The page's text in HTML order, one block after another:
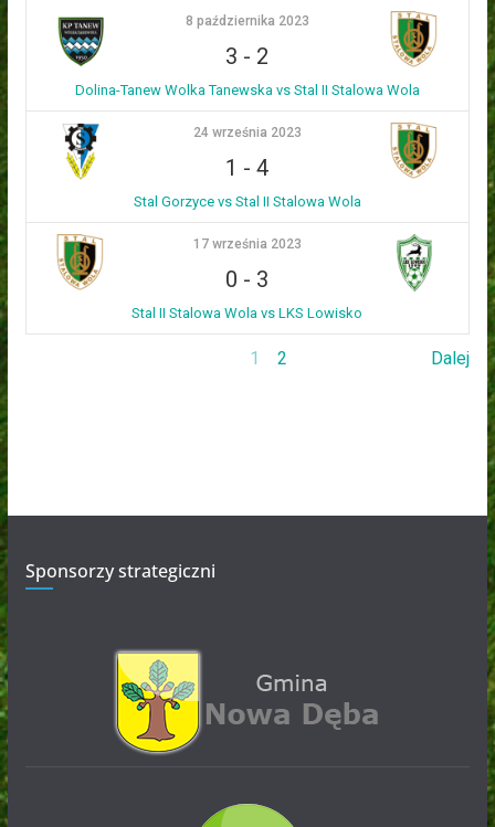
8 października 2023
3 - 2
Dolina-Tanew Wolka Tanewska vs Stal II Stalowa Wola
24 września 2023
1 -4
Stal Gorzyce vs Stal II Stalowa Wola
17 września 2023
0 - 3
Stal II Stalowa Wola vs LKS Lowisko
1 2 Dalej
Sponsorzy strategiczni